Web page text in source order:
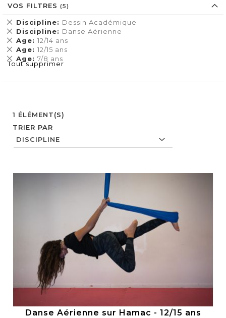
1 ÉLÉMENT(S)
TRIER PAR
Danse Aérienne sur Hamac - 12/15 ans
VOS FILTRES
Discipline Dessin Académique
Supprimer
cet
Élément
Discipline Danse Aérienne
Supprimer
cet
Élément
Age 12/14 ans
Supprimer
cet
Élément
Age 12/15 ans
Supprimer
cet
Élément
Age 7/8 ans
Supprimer
cet
Tout supprimer